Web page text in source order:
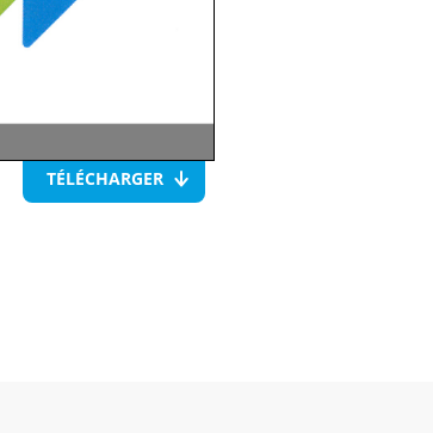
TÉLÉCHARGER